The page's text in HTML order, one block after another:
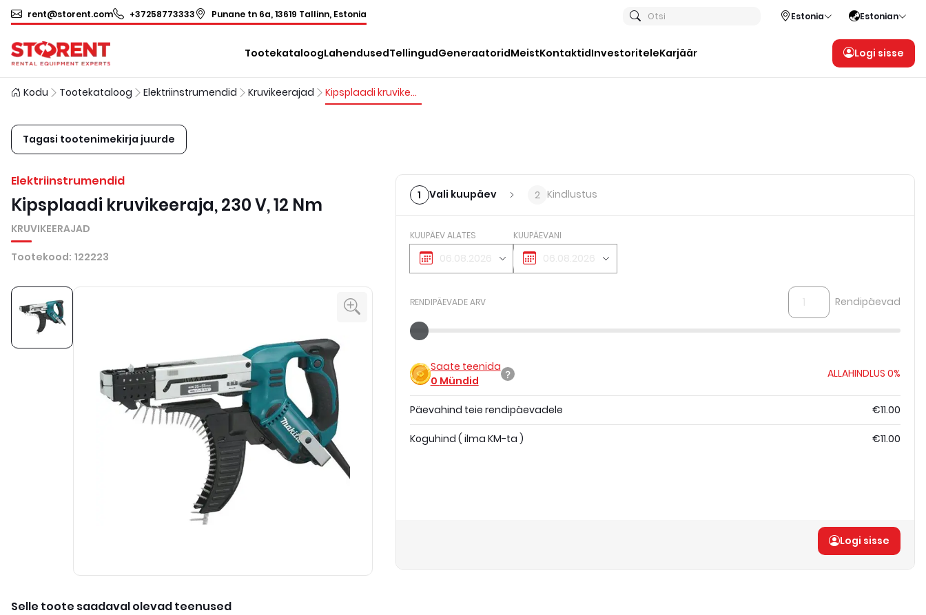
rent@storent.com +37258773333 Punane tn 6a, 13619 Tallinn, Estonia Otsi Estonia Estonian
TootekataloogLahendusedTellingudGeneraatoridMeistKontaktidInvestoriteleKarjäär Logi sisse
Kodu Tootekataloog Elektriinstrumendid Kruvikeerajad Kipsplaadi kruvikeeraja, 230 V, 12 Nm
Tagasi tootenimekirja juurde
Elektriinstrumendid
Kipsplaadi kruvikeeraja, 230 V, 12 Nm
KRUVIKEERAJAD
Tootekood: 122223
Selle toote saadaval olevad teenused
1 Vali kuupäev 2 Kindlustus
KUUPÄEV ALATES KUUPÄEVANI
RENDIPÄEVADE ARV Rendipäevad
Saate teenida
0 Mündid
ALLAHINDLUS 0%
Päevahind teie rendipäevadele €11.00
Koguhind ( ilma KM-ta ) €11.00
Logi sisse